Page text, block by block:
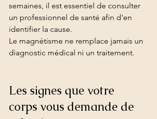
semaines, il est essentiel de consulter
un professionnel de santé afin d'en
identifier la cause.
Le magnétisme ne remplace jamais un
diagnostic médical ni un traitement.
Les signes que votre
corps vous demande de